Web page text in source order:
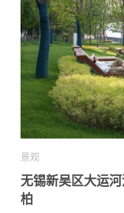
景观
无锡新吴区大运
柏